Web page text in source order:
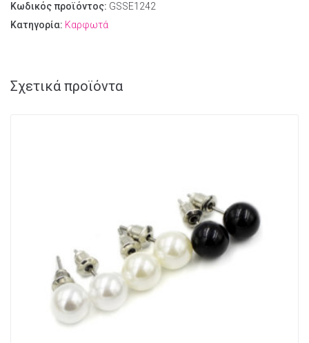
Κωδικός προϊόντος: GSSE1242
Κατηγορία: Καρφωτά
Σχετικά προϊόντα